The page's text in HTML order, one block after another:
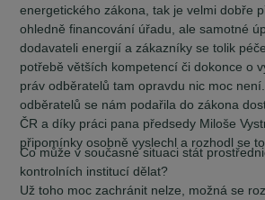
energetického zákona, tak je velmi dobře
ohledně financování úřadu, ale samotné
dodavateli energií a zákazníky se tolik
potřebě větších kompetencí či dokonce o
práv odběratelů tam opravdu nic moc
odběratelů se nám podařila do zákona
ČR a díky práci pana předsedy Miloše
připomínky osobně vyslechl a rozhodl se
Co může v současné situaci stát
kontrolních institucí dělat?
Už toho moc zachránit nelze, možná se